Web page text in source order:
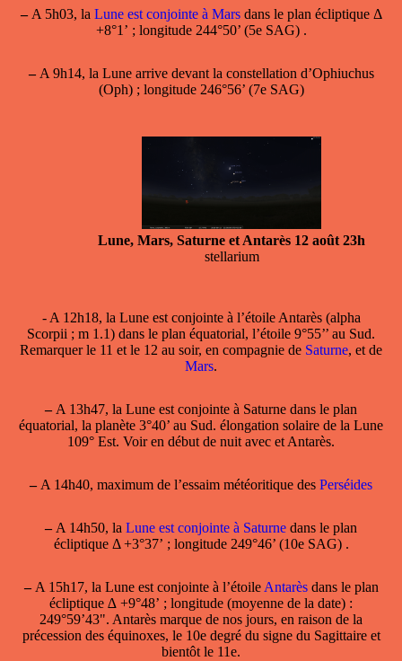
–A 5h03, la Lune est conjointe à Marsdans le plan écliptique Δ
+8°1’ ; longitude 244°50’ (5e SAG) .
–A 9h14, la Lune arrive devant la constellation d’Ophiuchus
(Oph) ; longitude 246°56’ (7e SAG)
Lune, Mars, Saturne et Antarès 12 août 23h
stellarium
- A 12h18, la Lune est conjointe à l’étoile Antarès (alpha
Scorpii ; m 1.1) dans le plan équatorial, l’étoile 9°55’’ au Sud.
Remarquer le 11 et le 12 au soir, en compagnie de Saturne, et de
Mars.
–A 13h47, la Lune est conjointe à Saturne dans le plan
équatorial, la planète 3°40’ au Sud. élongation solaire de la Lune
109° Est. Voir en début de nuit avec et Antarès.
–A 14h40, maximum de l’essaim météoritique des Perséides
–A 14h50, la Lune est conjointe à Saturne dans le plan
écliptique Δ +3°37’ ; longitude 249°46’ (10e SAG) .
–A 15h17, la Lune est conjointe à l’étoile Antarèsdans le plan
écliptique ∆ +9°48’ ; longitude (moyenne de la date) :
249°59’43". Antarès marque de nos jours, en raison de la
précession des équinoxes, le 10e degré du signe du Sagittaire et
bientôt le 11e.